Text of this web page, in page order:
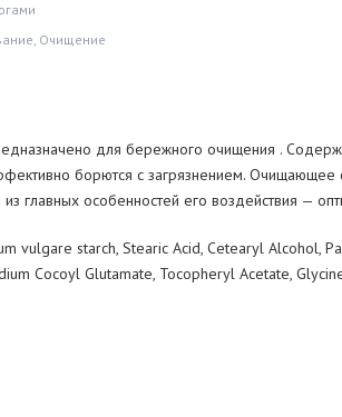
Очищение
для бережного очищения .
борются с загрязнением. Очищающее
главных особенностей его воздействия —
vulgare starch, Stearic Acid, Cetearyl Alcohol,
Cocoyl Glutamate, Tocopheryl Acetate,